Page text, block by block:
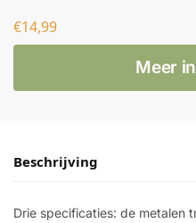
€14,99
Meer
Beschrijving
Drie specificaties: de metalen